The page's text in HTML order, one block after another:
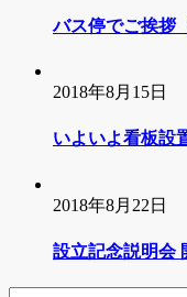
バス停でご挨拶
2018年8月15日
いよいよ看板設
2018年8月22日
設立記念説明会